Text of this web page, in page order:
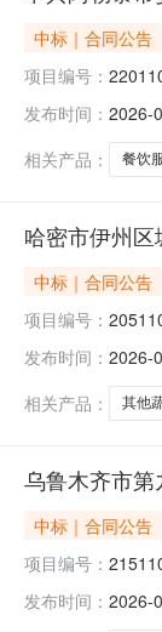
中标｜合同公告
项目编号：
发布时间： 2026-
相关产品：
餐饮
哈密市伊州
中标｜合同公告
项目编号：
发布时间： 2026-
相关产品：
其他
乌鲁木齐市
中标｜合同公告
项目编号：
发布时间： 2026-